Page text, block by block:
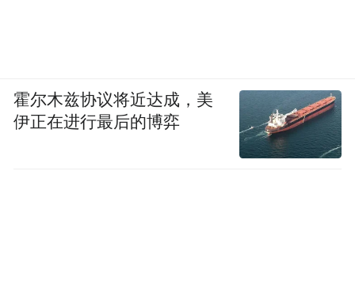
霍尔木兹协议将近达成，美
伊正在进行最后的博弈